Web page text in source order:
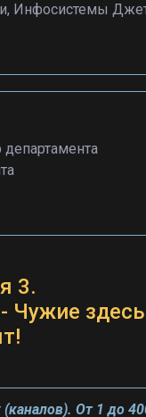
Инфосистемы
департамента
3.
Чужие
От 1 до